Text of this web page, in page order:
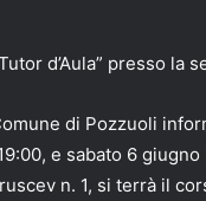
d’Aula” presso la
di Pozzuoli
e sabato 6
n. 1, si terrà il